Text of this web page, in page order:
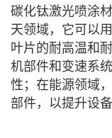
碳化钛激光喷涂
天领域，它可以
叶片的耐高温和
机部件和变速系
性；在能源领域
部件，以提升设